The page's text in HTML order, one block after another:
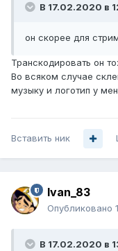
В 17.02.2020 в
он скорее для
Транскодировать он
Во всяком случае
музыку и логотип у
Вставить ник
Ivan_83
Опубликовано
В 17.02.2020 в